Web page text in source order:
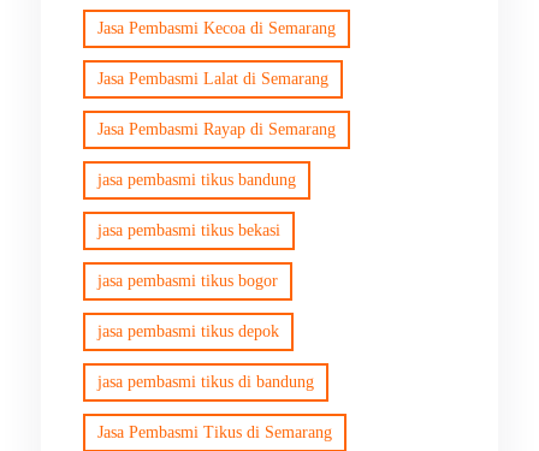
Jasa Pembasmi Kecoa di Semarang
Jasa Pembasmi Lalat di Semarang
Jasa Pembasmi Rayap di Semarang
jasa pembasmi tikus bandung
jasa pembasmi tikus bekasi
jasa pembasmi tikus bogor
jasa pembasmi tikus depok
jasa pembasmi tikus di bandung
Jasa Pembasmi Tikus di Semarang